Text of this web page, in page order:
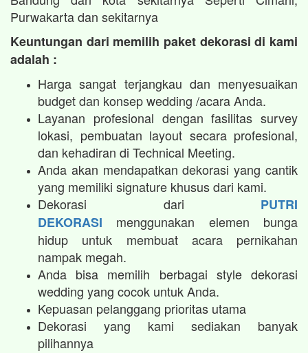
Purwakarta dan sekitarnya
Keuntungan dari memilih paket dekorasi di kami
adalah :
Harga sangat terjangkau dan menyesuaikan
budget dan konsep wedding /acara Anda.
Layanan profesional dengan fasilitas survey
lokasi, pembuatan layout secara profesional,
dan kehadiran di Technical Meeting.
Anda akan mendapatkan dekorasi yang cantik
yang memiliki signature khusus dari kami.
Dekorasi dari PUTRI
DEKORASI menggunakan elemen bunga
hidup untuk membuat acara pernikahan
nampak megah.​
Anda bisa memilih berbagai style dekorasi
wedding yang cocok untuk Anda.
Kepuasan pelanggang prioritas utama
Dekorasi yang kami sediakan banyak
pilihannya